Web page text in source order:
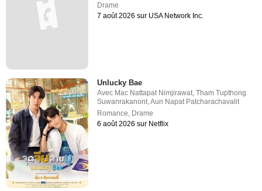
Drame
7 août 2026 sur USA Network Inc.
Unlucky Bae
Avec Mac Nattapat Nimjirawat,Tham Tupthong
Suwanrakanont,Aun Napat Patcharachavalit
Romance, Drame
6 août 2026 sur Netflix